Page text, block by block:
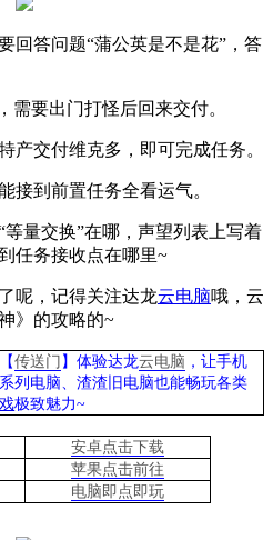
回答问题“蒲公英是不是花”，答
需要出门打怪后回来交付。
产交付维克多，即可完成任务。
接到前置任务全看运气。
量交换”在哪，声望列表上写着
任务接收点在哪里~
呢，记得关注达龙云电脑哦，云
》的攻略的~
传送门 】体验达龙云电脑 ，让手机
列电脑、渣渣旧电脑也能畅玩各类
极致魅力~
安卓点击下载
苹果点击前往
电脑即点即玩